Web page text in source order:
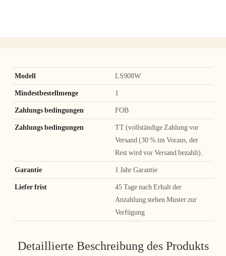
Modell LS908W
Mindestbestellmenge 1
Zahlungs bedingungen FOB
Zahlungs bedingungen
TT (vollständige Zahlung vor
Versand (30 % im Voraus, der
Rest wird vor Versand bezahlt).
Garantie 1 Jahr Garantie
Liefer frist
45 Tage nach Erhalt der
Anzahlung stehen Muster zur
Verfügung
Detaillierte Beschreibung des Produkts